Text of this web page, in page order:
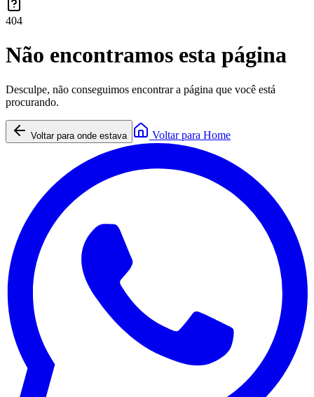
404
Não encontramos esta página
Desculpe, não conseguimos encontrar a página que você está
procurando.
Voltar para onde estava Voltar para Home